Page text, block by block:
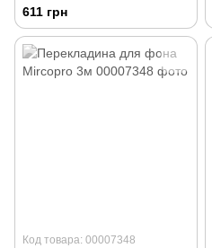
611 грн
Код товара: 00007348